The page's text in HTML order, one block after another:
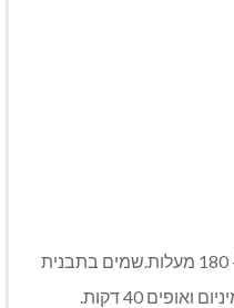
לקונפי שום:מחממים תנור מראש ל- 180 מעלות.שמים בתבנית
40 דקות.